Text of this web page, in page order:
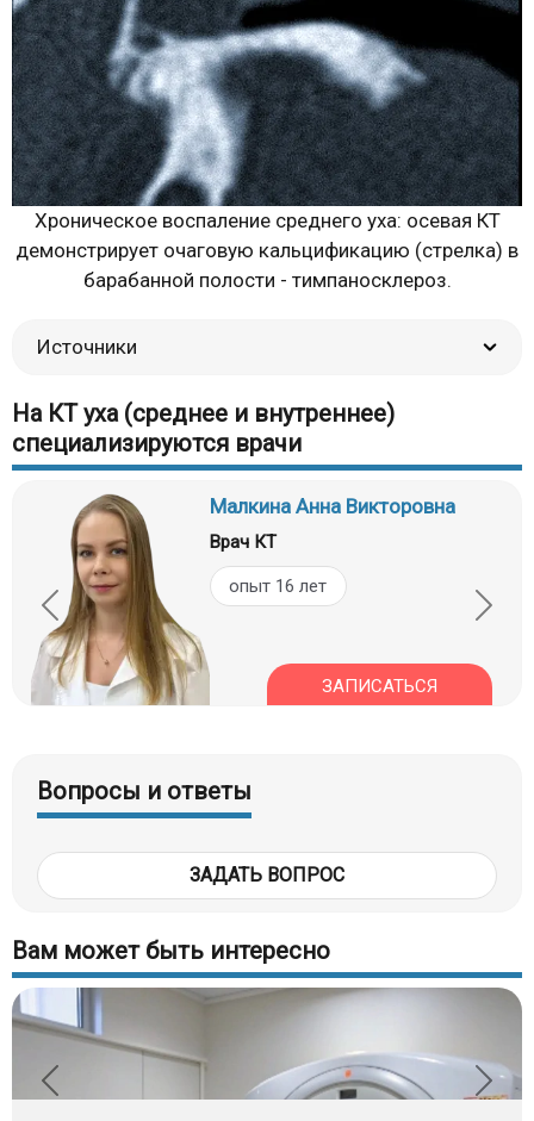
Хроническое воспаление среднего уха: осевая КТ
демонстрирует очаговую кальцификацию (стрелка) в
барабанной полости - тимпаносклероз.
Источники
На КТ уха (среднее и внутреннее)
специализируются врачи
Малкина Анна Викторовна
Врач КТ
опыт 16 лет
ЗАПИСАТЬСЯ
Вопросы и ответы
ЗАДАТЬ ВОПРОС
Вам может быть интересно